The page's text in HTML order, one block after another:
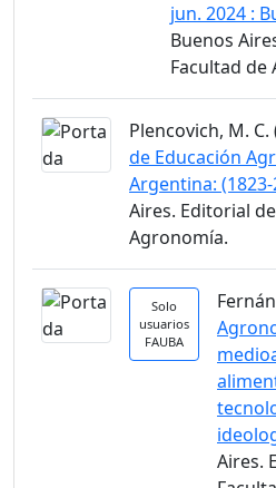
jun. 2024 :
Buenos
Facultad de
Plencovich, M. C.
de Educación
Argentina:
Aires. Editorial
Agronomía.
Solo
usuarios
FAUBA
Aires.